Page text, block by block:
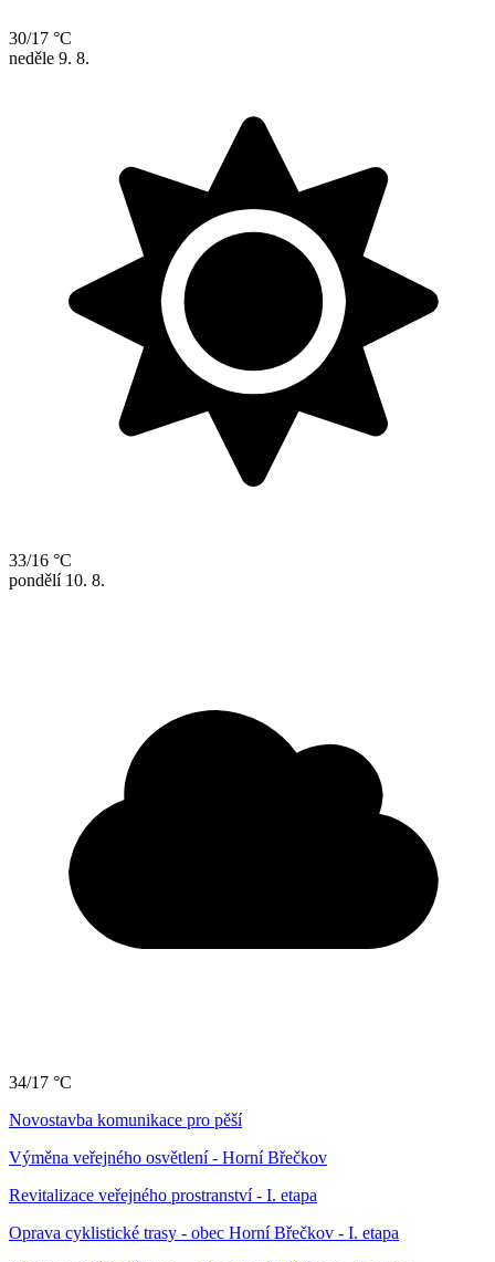
30/17 °C
neděle 9. 8.
33/16 °C
pondělí 10. 8.
34/17 °C
Novostavba komunikace pro pěší
Výměna veřejného osvětlení - Horní Břečkov
Revitalizace veřejného prostranství - I. etapa
Oprava cyklistické trasy - obec Horní Břečkov - I. etapa